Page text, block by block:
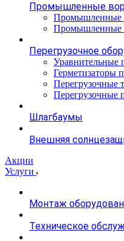
Промышленные
Промышленные
Промышленные
Перегрузочное
Уравнительные
Герметизаторы
Перегрузочные
Перегрузочные
Шлагбаумы
Внешняя
Акции
Услуги
Монтаж
Техническое